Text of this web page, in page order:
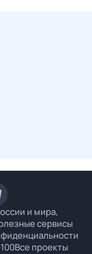
и мира,
сервисы
Все проекты